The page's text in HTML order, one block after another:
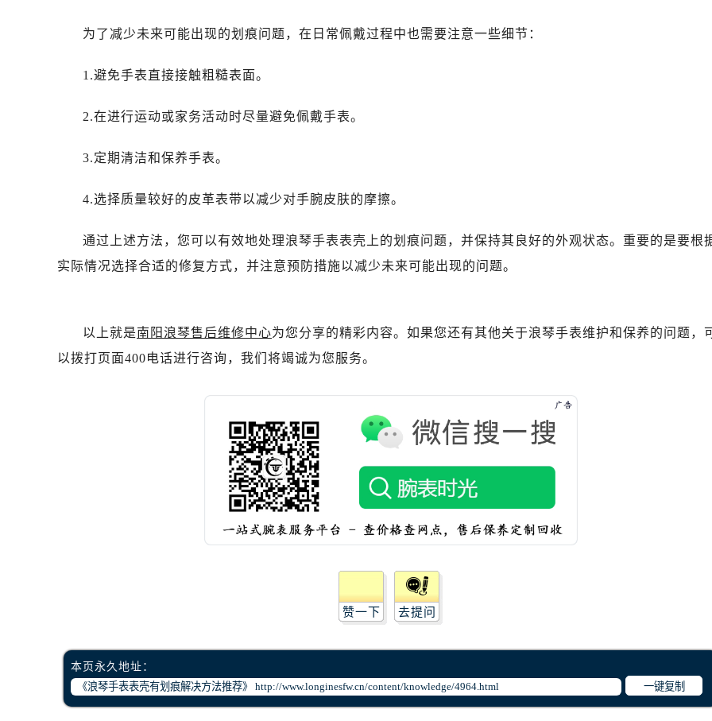
为了减少未来可能出现的划痕问题，在日常佩戴过程中也需要注意一些细节：
1.避免手表直接接触粗糙表面。
2.在进行运动或家务活动时尽量避免佩戴手表。
3.定期清洁和保养手表。
4.选择质量较好的皮革表带以减少对手腕皮肤的摩擦。
通过上述方法，您可以有效地处理浪琴手表表壳上的划痕问题，并保持其良好的外观状态。重要的是要根
实际情况选择合适的修复方式，并注意预防措施以减少未来可能出现的问题。
以上就是南阳浪琴售后维修中心为您分享的精彩内容。如果您还有其他关于浪琴手表维护和保养的问题，
以拨打页面400电话进行咨询，我们将竭诚为您服务。
赞一下 去提问
本页永久地址：
一键复制